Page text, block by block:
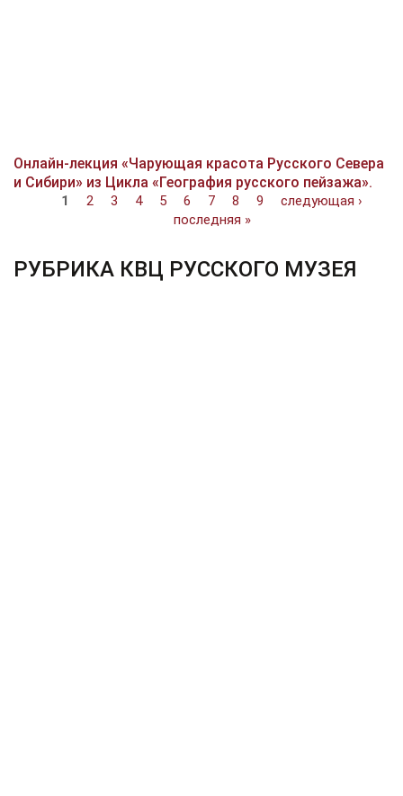
Онлайн-лекция «Чарующая красота Русского Севера
и Сибири» из Цикла «География русского пейзажа».
Страницы
1 2 3 4 5 6 7 8 9
следующая ›
последняя »
РУБРИКА КВЦ РУССКОГО МУЗЕЯ